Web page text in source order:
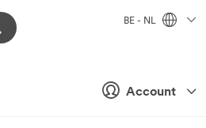
Account
BE - NL